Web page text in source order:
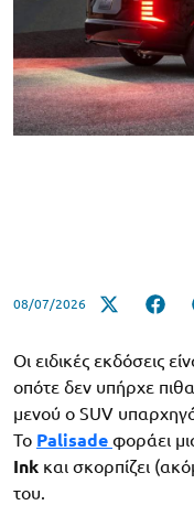
08/07/2026
Οι ειδικές εκδόσεις
οπότε δεν υπήρχε
μενού ο SUV
Το Palisade φοράει
Ink και σκορπίζει
του.